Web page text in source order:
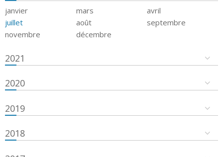
janvier mars
avril
juillet
août
septembre
novembre
décembre
2021
2020
2019
2018